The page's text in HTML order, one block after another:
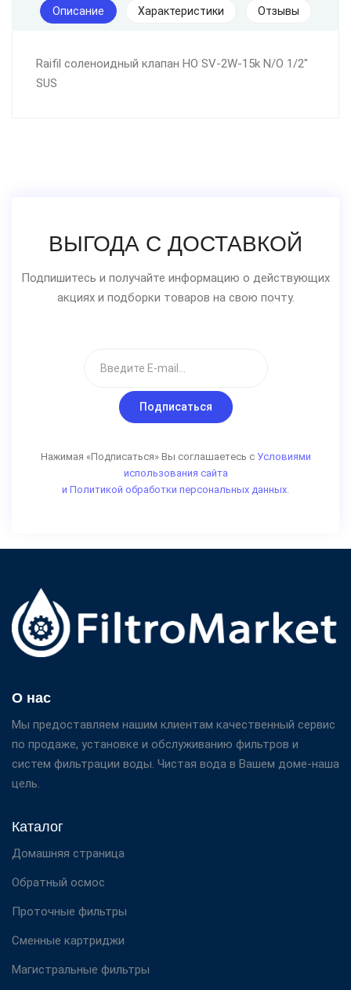
Описание Характеристики Отзывы
Raifil соленоидный клапан НО SV-2W-15k N/О 1/2"
SUS
ВЫГОДА С ДОСТАВКОЙ
Подпишитесь и получайте информацию о действующих
акциях и подборки товаров на свою почту.
Подписаться
Нажимая «Подписаться» Вы соглашаетесь с Условиями
использования сайта
и Политикой обработки персональных данных.
О нас
Мы предоставляем нашим клиентам качественный сервис
по продаже, установке и обслуживанию фильтров и
систем фильтрации воды. Чистая вода в Вашем доме-наша
цель.
Каталог
Домашняя страница
Обратный осмос
Проточные фильтры
Сменные картриджи
Магистральные фильтры